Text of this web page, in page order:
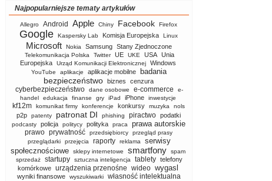
Najpopularniejsze tematy artykułów
Allegro Android Apple Chiny Facebook Firefox
Google Kaspersky Lab Komisja Europejska Linux
Microsoft Nokia Samsung Stany Zjednoczone
Telekomunikacja Polska Twitter UE UKE USA
Unia
Europejska
Urząd Komunikacji Elektronicznej Windows
YouTube aplikacje aplikacje mobilne badania
bezpieczeństwo biznes cenzura
cyberbezpieczeństwo dane osobowe e-commerce
e-
handel
edukacja finanse gry iPad iPhone inwestycje
kf12m komunikat firmy konferencje konkursy muzyka nols
p2p patenty patronat DI phishing piractwo podatki
podcasty policja politycy polityka praca prawa autorskie
prawo prywatność przedsiębiorcy
przegląd prasy
przeglądarki
przejęcia raporty reklama
serwisy
społecznościowe
sklepy internetowe smartfony
spam
sprzedaż
startupy sztuczna inteligencja tablety telefony
komórkowe urządzenia przenośne wideo wygasl
wyniki finansowe wyszukiwarki własność intelektualna